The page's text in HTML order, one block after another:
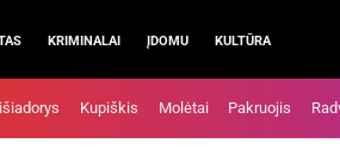
KRIMINALAI ĮDOMU KULTŪRA
Kupiškis Molėtai Pakruojis